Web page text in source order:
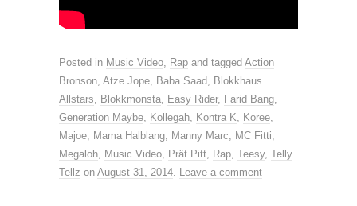
Posted in Music Video Rap and tagged Action
Bronson Atze Jope Baba Saad Blokkhaus
Allstars
Blokkmonsta Easy Rider, Farid Bang
Generation Maybe Kollegah Kontra K Koree
Majoe Mama Halblang Manny Marc MC Fitti
Megaloh Music Video Prät Pitt Rap Teesy, Telly
Tellz on August 31, 2014 Leave a comment